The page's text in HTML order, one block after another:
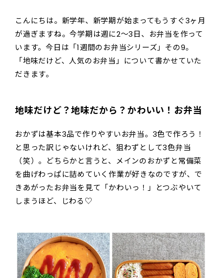
こんにちは。新学年、新学期が始まってもうすぐ3ヶ月
が過ぎますね。今学期は週に2～3日、お弁当を作って
います。今日は「1週間のお弁当シリーズ」その9。
「地味だけど、人気のお弁当」について書かせていた
だきます。
地味だけど？地味だから？かわいい！お弁当
おかずは基本3品で作りやすいお弁当。3色で作ろう！
と思った訳じゃないけれど、狙わずとして3色弁当
（笑）。どちらかと言うと、メインのおかずと常備菜
を曲げわっぱに詰めていく作業が好きなのですが、で
きあがったお弁当を見て「かわいっ！」とつぶやいて
しまうほど、じわる♡